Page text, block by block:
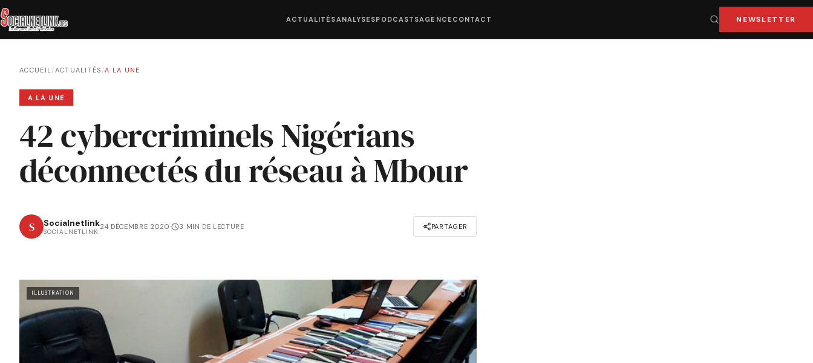
ACTUALITÉSANALYSESPODCASTSAGENCE CONTACT NEWSLETTER
ACCUEIL/ACTUALITÉS /A LA UNE
A LA UNE
42 cybercriminels Nigérians
déconnectés du réseau à Mbour
S Socialnetlink
SOCIALNETLINK
24 DÉCEMBRE 2020· 3 MIN DE LECTURE PARTAGER
ILLUSTRATION